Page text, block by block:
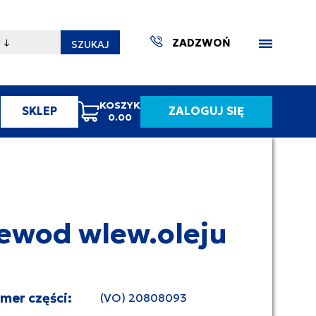
SZUKAJ ZADZWOŃ
SKLEP
KOSZYK
0.00
ZALOGUJ SIĘ
wlew.oleju
części: (VO) 20808093